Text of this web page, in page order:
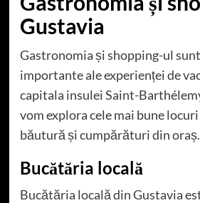
Gustavia
Gastronomia și shopping-ul
importante ale experienței de
capitala insulei Saint-
vom explora cele mai bune
băutură și cumpărături din oraș.
Bucătăria locală
Bucătăria locală din Gustavia